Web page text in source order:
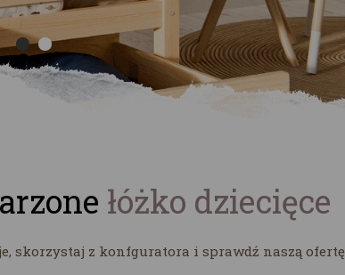
łóżko dziecięce
skorzystaj z konfguratora i sprawdź naszą ofertę